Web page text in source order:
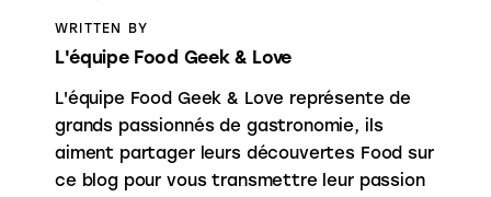
WRITTEN BY
L'équipe Food Geek & Love
L'équipe Food Geek & Love représente de
grands passionnés de gastronomie, ils
aiment partager leurs découvertes Food sur
ce blog pour vous transmettre leur passion